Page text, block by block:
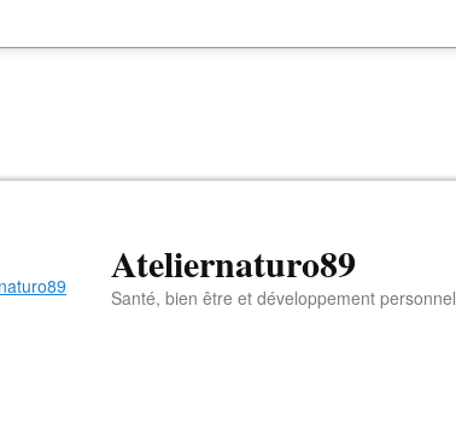
Ateliernaturo89
Santé, bien être et développement personnel